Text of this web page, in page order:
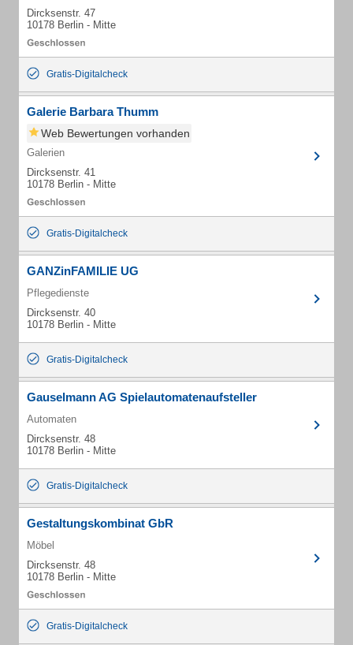
Dircksenstr. 47
10178 Berlin - Mitte
Gratis-Digitalcheck
Galerie Barbara Thumm
Web Bewertungen vorhanden
Galerien
Dircksenstr. 41
10178 Berlin - Mitte
Gratis-Digitalcheck
GANZinFAMILIE UG
Pflegedienste
Dircksenstr. 40
10178 Berlin - Mitte
Gratis-Digitalcheck
Gauselmann AG Spielautomatenaufsteller
Automaten
Dircksenstr. 48
10178 Berlin - Mitte
Gratis-Digitalcheck
Gestaltungskombinat GbR
Möbel
Dircksenstr. 48
10178 Berlin - Mitte
Gratis-Digitalcheck